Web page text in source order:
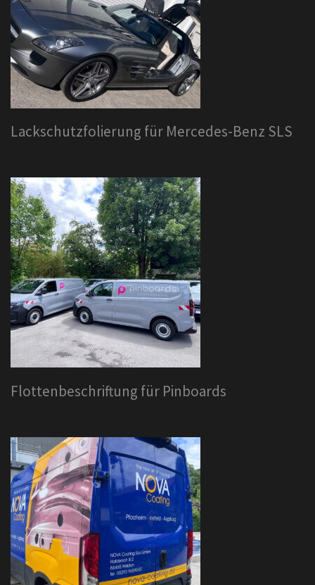
Lackschutzfolierung für Mercedes-Benz SLS
Flottenbeschriftung für Pinboards